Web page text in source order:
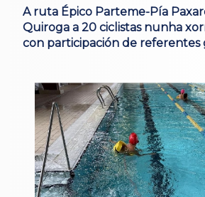
A ruta Épico Parteme-Pía
Quiroga a 20 ciclistas nunha
con participación de referentes